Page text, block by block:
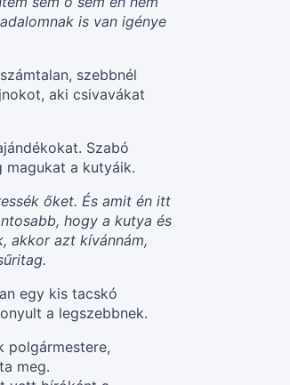
is van igénye
szebbnél
aki csivavákat
Szabó
magukat a kutyáik.
őket. És amit én itt
hogy a kutya és
akkor azt kívánnám,
egy kis tacskó
a legszebbnek.